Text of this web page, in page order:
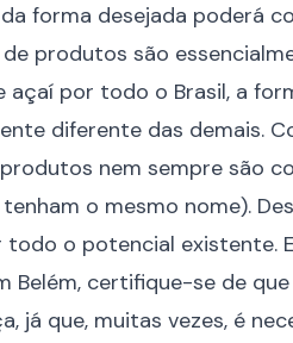
forma desejada poderá
produtos são
açaí por todo o Brasil, a
diferente das demais.
nem sempre são
o mesmo nome).
o potencial existente.
Belém, certifique-se de
já que, muitas vezes, é